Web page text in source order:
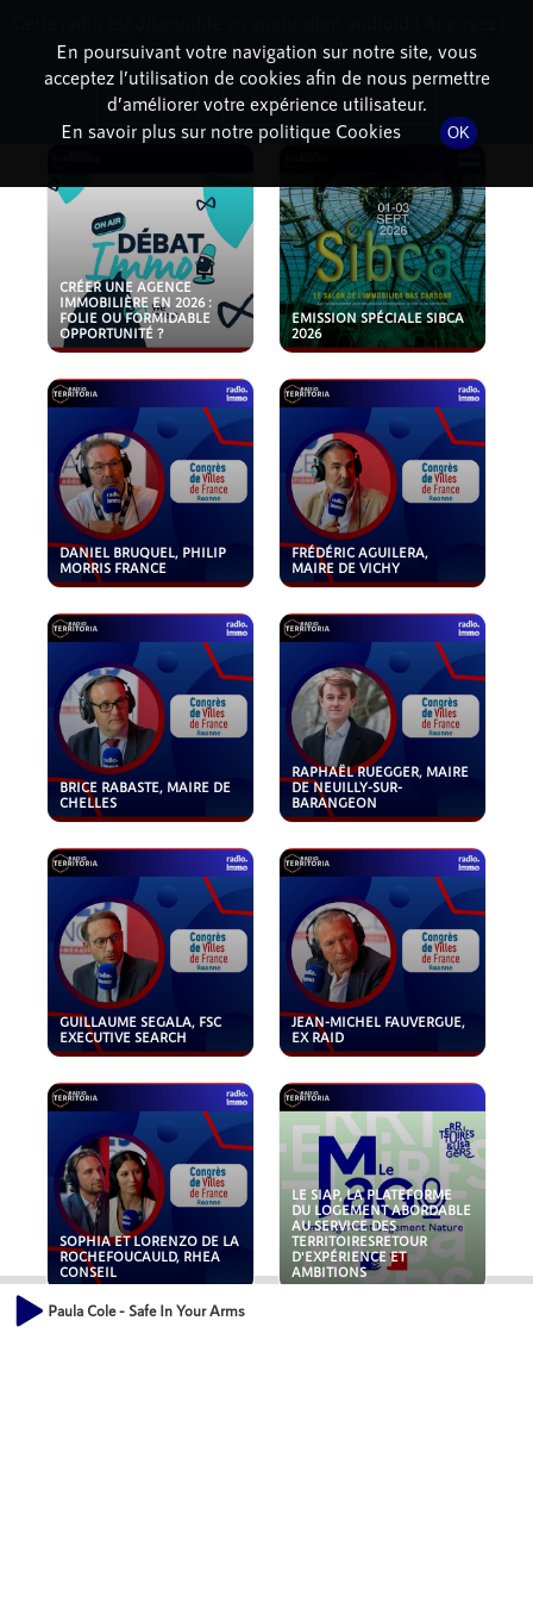
PODCASTS
CRÉER UNE AGENCE
IMMOBILIÈRE EN 2026 :
FOLIE OU FORMIDABLE
OPPORTUNITÉ ?
EMISSION SPÉCIALE SIBCA
2026
DANIEL BRUQUEL, PHILIP
MORRIS FRANCE
FRÉDÉRIC AGUILERA,
MAIRE DE VICHY
BRICE RABASTE, MAIRE DE
CHELLES
RAPHAËL RUEGGER, MAIRE
DE NEUILLY-SUR-
BARANGEON
GUILLAUME SEGALA, FSC
EXECUTIVE SEARCH
JEAN-MICHEL FAUVERGUE,
EX RAID
SOPHIA ET LORENZO DE LA
ROCHEFOUCAULD, RHEA
CONSEIL
LE SIAP, LA PLATEFORME
DU LOGEMENT ABORDABLE
AU SERVICE DES
TERRITOIRESRETOUR
D'EXPÉRIENCE ET
AMBITIONS
Paula Cole - Safe In Your Arms
En poursuivant votre navigation sur notre site, vous
acceptez l’utilisation de cookies afin de nous permettre
d’améliorer votre expérience utilisateur.
En savoir plus sur notre politique Cookies
OK
dessous pour l'installer.
Non merci Télécharger l'application